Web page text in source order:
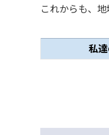
これからも、
私